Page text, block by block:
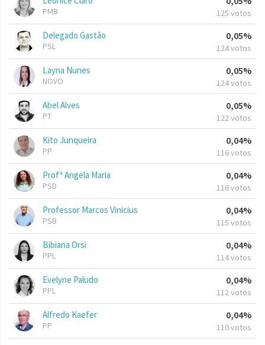
PMB 125 votos
Delegado Gastão
PSL
0,05%
124 votos
Layna Nunes
NOVO
0,05%
124 votos
Abel Alves
PT
0,05%
122 votos
Kito Junqueira
PP
0,04%
116 votos
Profª Angela Maria
PSD
0,04%
116 votos
Professor Marcos Vinicius
PSB
0,04%
115 votos
Bibiana Orsi
PPL
0,04%
114 votos
Evelyne Paludo
PPL
0,04%
112 votos
Alfredo Kaefer
PP
0,04%
110 votos